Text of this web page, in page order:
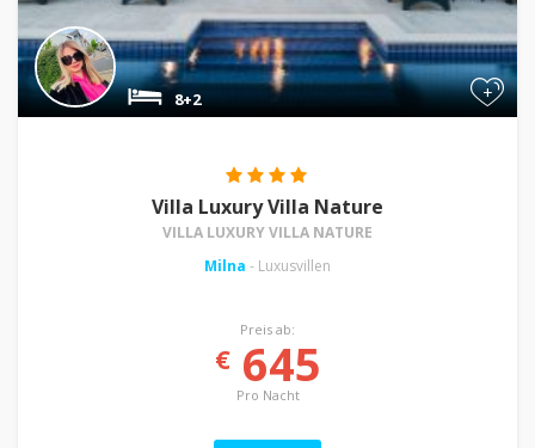
+
8+2
Villa Luxury Villa Nature
VILLA LUXURY VILLA NATURE
Milna - Luxusvillen
Preis ab:
€645
Pro Nacht